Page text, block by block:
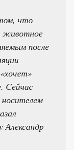
что
животное
после
Сейчас
Александр